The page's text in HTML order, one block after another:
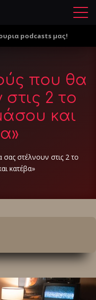
Μ
ο
podcasts μας!
που θα
2 το
και
στέλνουν στις 2 το
κατέβα»